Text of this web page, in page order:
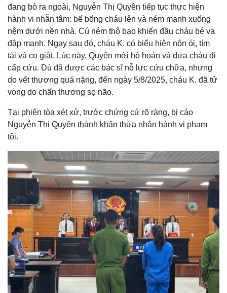
đang bò ra ngoài, Nguyễn Thị Quyên tiếp tục thực hiện
hành vi nhẫn tâm: bế bổng cháu lên và ném mạnh xuống
nệm dưới nền nhà. Cú ném thô bạo khiến đầu cháu bé va
đập mạnh. Ngay sau đó, cháu K. có biểu hiện nôn ói, tím
tái và co giật. Lúc này, Quyên mới hô hoán và đưa cháu đi
cấp cứu. Dù đã được các bác sĩ nỗ lực cứu chữa, nhưng
do vết thương quá nặng, đến ngày 5/8/2025, cháu K. đã tử
vong do chấn thương sọ não.
Tại phiên tòa xét xử, trước chứng cứ rõ ràng, bị cáo
Nguyễn Thị Quyên thành khẩn thừa nhận hành vi phạm
tội.